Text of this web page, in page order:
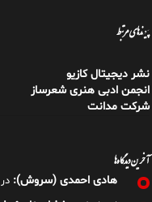
پیوندهای مرتبط
نشر دیجیتال کازیو
انجمن ادبی هنری شعرساز
شرکت مدانت
آخرین دیدگاه‌ها
هادی احمدی (سروش): در